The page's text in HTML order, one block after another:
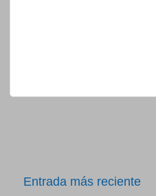
Entrada más reciente